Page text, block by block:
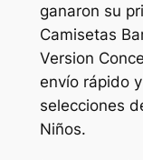
ganaron su
Camisetas
Version
envío rápido
selecciones
Niños.